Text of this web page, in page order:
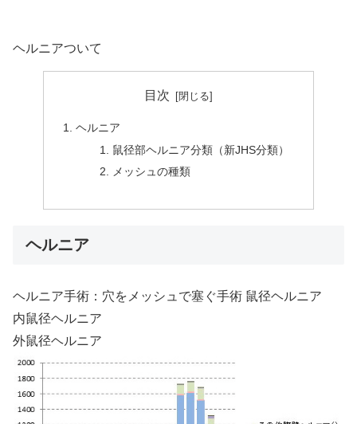
ヘルニアついて
目次
ヘルニア
鼠径部ヘルニア分類（新JHS分類）
メッシュの種類
ヘルニア
ヘルニア手術：穴をメッシュで塞ぐ手術 鼠径ヘルニア
内鼠径ヘルニア
外鼠径ヘルニア